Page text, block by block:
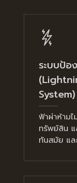
ระบบป้อ
System)
ฟ้าผ่าห้าม
ทรัพย์สิน แ
ทันสมัย แล